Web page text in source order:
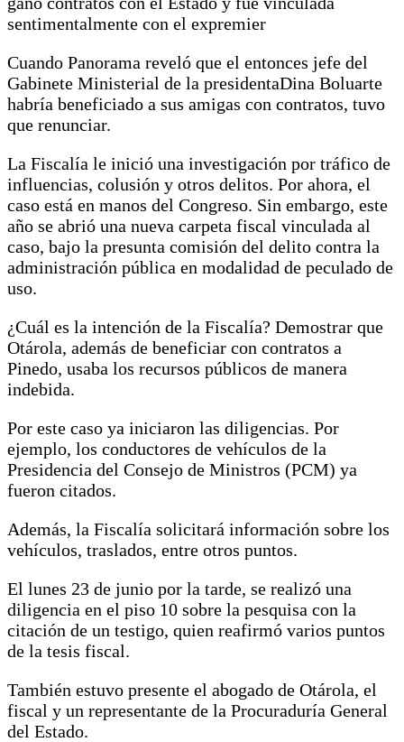
sentimentalmente con el expremier
Cuando Panorama reveló que el entonces jefe del
Gabinete Ministerial de la presidentaDina Boluarte
habría beneficiado a sus amigas con contratos, tuvo
que renunciar.
La Fiscalía le inició una investigación por tráfico de
influencias, colusión y otros delitos. Por ahora, el
caso está en manos del Congreso. Sin embargo, este
año se abrió una nueva carpeta fiscal vinculada al
caso, bajo la presunta comisión del delito contra la
administración pública en modalidad de peculado de
uso.
¿Cuál es la intención de la Fiscalía? Demostrar que
Otárola, además de beneficiar con contratos a
Pinedo, usaba los recursos públicos de manera
indebida.
Por este caso ya iniciaron las diligencias. Por
ejemplo, los conductores de vehículos de la
Presidencia del Consejo de Ministros (PCM) ya
fueron citados.
Además, la Fiscalía solicitará información sobre los
vehículos, traslados, entre otros puntos.
El lunes 23 de junio por la tarde, se realizó una
diligencia en el piso 10 sobre la pesquisa con la
citación de un testigo, quien reafirmó varios puntos
de la tesis fiscal.
También estuvo presente el abogado de Otárola, el
fiscal y un representante de la Procuraduría General
del Estado.